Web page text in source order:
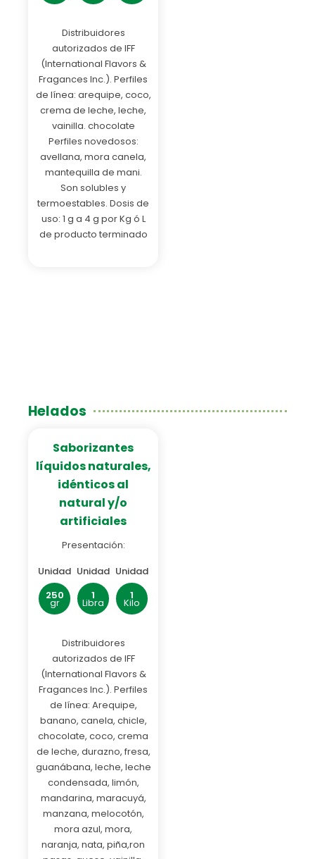
Distribuidores
autorizados de IFF
(International Flavors &
Fragances Inc.). Perfiles
de línea: arequipe, coco,
crema de leche, leche,
vainilla. chocolate
Perfiles novedosos:
avellana, mora canela,
mantequilla de mani.
Son solubles y
termoestables. Dosis de
uso: 1 g a 4 g por Kg ó L
de producto terminado
Helados
Saborizantes
líquidos naturales,
idénticos al
natural y/o
artificiales
Presentación:
Unidad
250
gr
Unidad
1
Libra
Unidad
1
Kilo
Distribuidores
autorizados de IFF
(International Flavors &
Fragances Inc.). Perfiles
de línea: Arequipe,
banano, canela, chicle,
chocolate, coco, crema
de leche, durazno, fresa,
guanábana, leche, leche
condensada, limón,
mandarina, maracuyá,
manzana, melocotón,
mora azul, mora,
naranja, nata, piña,ron